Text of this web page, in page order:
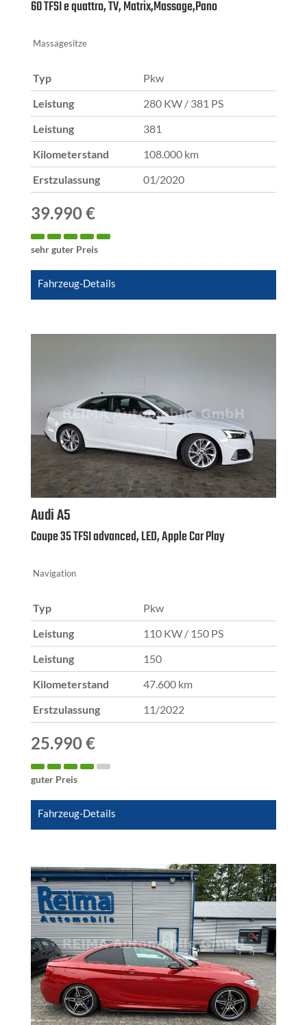
60 TFSI e quattro, TV, Matrix,Massage,Pano
Massagesitze
Typ Pkw
Leistung 280 KW / 381 PS
Leistung 381
Kilometerstand 108.000 km
Erstzulassung 01/2020
39.990 €
sehr guter Preis
Fahrzeug-Details
AudiA5
Coupe 35 TFSI advanced, LED, Apple Car Play
Navigation
Typ Pkw
Leistung 110 KW / 150 PS
Leistung 150
Kilometerstand 47.600 km
Erstzulassung 11/2022
25.990 €
guter Preis
Fahrzeug-Details